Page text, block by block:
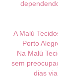
A Malú
Porto
Na Malú
sem
dias